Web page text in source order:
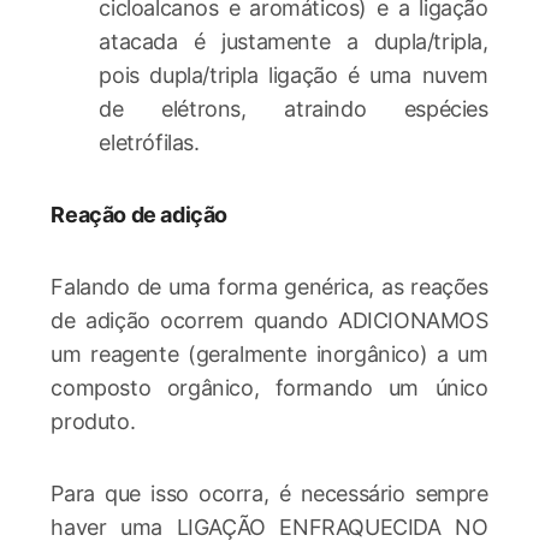
cicloalcanos e aromáticos) e a ligação
atacada é justamente a dupla/tripla,
pois dupla/tripla ligação é uma nuvem
de elétrons, atraindo espécies
eletrófilas.
Reação de adição
Falando de uma forma genérica, as reações
de adição ocorrem quando ADICIONAMOS
um reagente (geralmente inorgânico) a um
composto orgânico, formando um único
produto.
Para que isso ocorra, é necessário sempre
haver uma LIGAÇÃO ENFRAQUECIDA NO